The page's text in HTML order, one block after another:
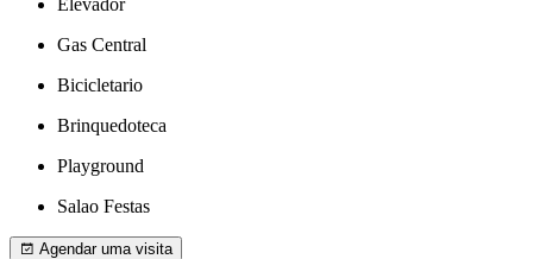
Gas Central
Bicicletario
Brinquedoteca
Playground
Salao Festas
Agendar uma visita